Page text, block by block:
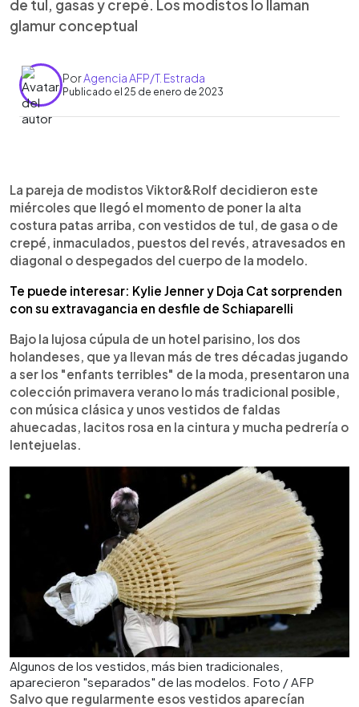
de tul, gasas y crepé. Los modistos lo llaman
glamur conceptual
PorAgencia AFP/T. Estrada
Publicado el 25 de enero de 2023
► Escuchar artículo
La pareja de modistos Viktor&Rolf decidieron este
miércoles que llegó el momento de poner la alta
costura patas arriba, con vestidos de tul, de gasa o de
crepé, inmaculados, puestos del revés, atravesados en
diagonal o despegados del cuerpo de la modelo.
Te puede interesar: Kylie Jenner y Doja Cat sorprenden
con su extravagancia en desfile de Schiaparelli
Bajo la lujosa cúpula de un hotel parisino, los dos
holandeses, que ya llevan más de tres décadas jugando
a ser los "enfants terribles" de la moda, presentaron una
colección primavera verano lo más tradicional posible,
con música clásica y unos vestidos de faldas
ahuecadas, lacitos rosa en la cintura y mucha pedrería o
lentejuelas.
Algunos de los vestidos, más bien tradicionales,
aparecieron "separados" de las modelos. Foto / AFP
Salvo que regularmente esos vestidos aparecían